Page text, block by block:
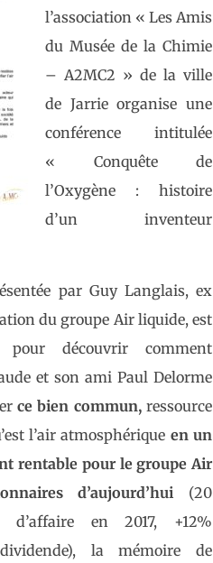
l’association « Les Amis
du Musée de la Chimie
– A2MC2 » de la ville
de Jarrie organise une
conférence intitulée
« Conquête de
l’Oxygène : histoire
d’un inventeur
par Guy Langlais, ex
du groupe Air liquide, est
découvrir comment
et son ami Paul Delorme
ce bien commun,ressource
l’air atmosphérique en un
rentable pour le groupe Air
d’aujourd’hui (20
en 2017, +12%
la mémoire de